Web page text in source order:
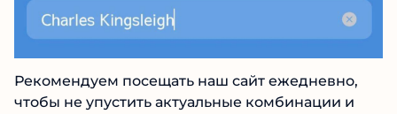
Рекомендуем посещать наш сайт ежедневно,
чтобы не упустить актуальные комбинации и